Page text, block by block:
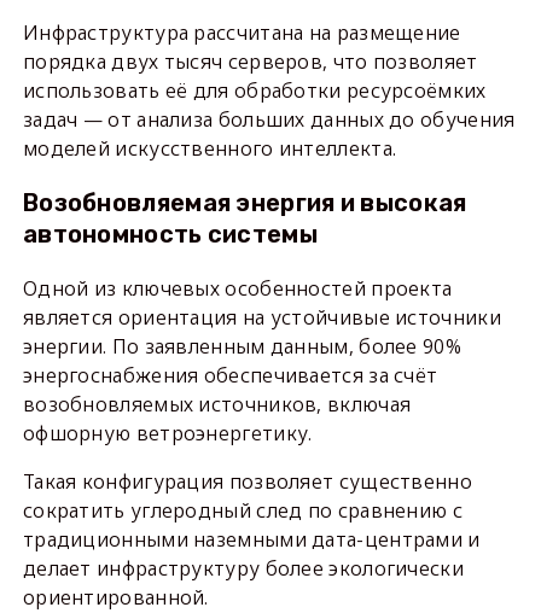
Инфраструктура рассчитана на размещение
порядка двух тысяч серверов, что позволяет
использовать её для обработки ресурсоёмких
задач — от анализа больших данных до обучения
моделей искусственного интеллекта.
Возобновляемая энергия и высокая
автономность системы
Одной из ключевых особенностей проекта
является ориентация на устойчивые источники
энергии. По заявленным данным, более 90%
энергоснабжения обеспечивается за счёт
возобновляемых источников, включая
офшорную ветроэнергетику.
Такая конфигурация позволяет существенно
сократить углеродный след по сравнению с
традиционными наземными дата-центрами и
делает инфраструктуру более экологически
ориентированной.